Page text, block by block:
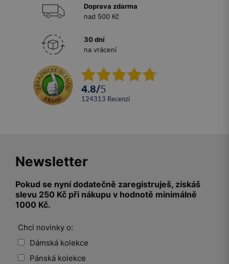
Doprava zdarma
nad 500 Kč
30 dní
na vrácení
4.8/5
124313 recenzí
Newsletter
Pokud se nyní dodatečně zaregistruješ, získáš
slevu 250 Kč při nákupu v hodnotě minimálně
1000 Kč.
Chci novinky o:
Dámská kolekce
Pánská kolekce